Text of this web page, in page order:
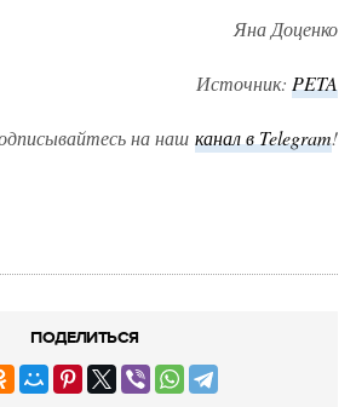
Яна Доценко
Источник: PETA
на наш канал в Telegram!
ПОДЕЛИТЬСЯ